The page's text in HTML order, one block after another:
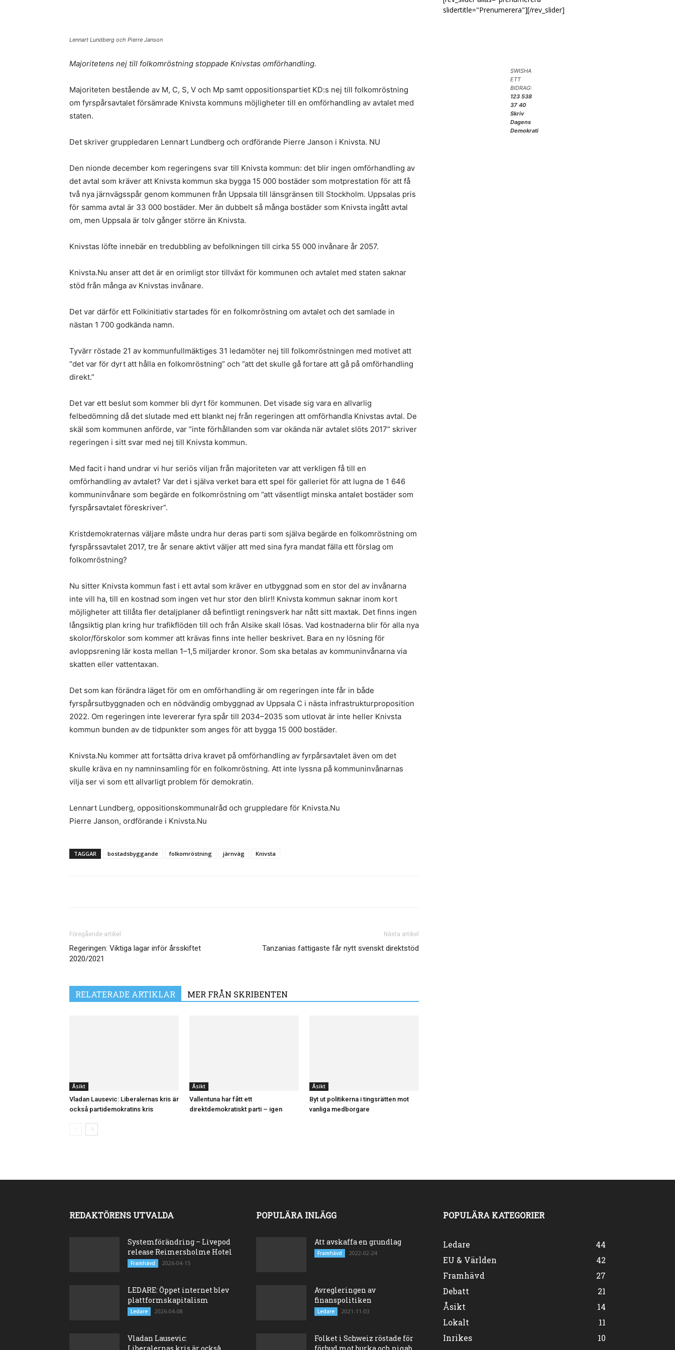
Lennart Lundberg och Pierre Janson
Majoritetens nej till folkomröstning stoppade Knivstas omförhandling.
Majoriteten bestående av M, C, S, V och Mp samt oppositionspartiet KD:s nej till folkomröstning
om fyrspårsavtalet försämrade Knivsta kommuns möjligheter till en omförhandling av avtalet med
staten.
Det skriver gruppledaren Lennart Lundberg och ordförande Pierre Janson i Knivsta. NU
Den nionde december kom regeringens svar till Knivsta kommun: det blir ingen omförhandling av
det avtal som kräver att Knivsta kommun ska bygga 15 000 bostäder som motprestation för att få
två nya järnvägsspår genom kommunen från Uppsala till länsgränsen till Stockholm. Uppsalas pris
för samma avtal är 33 000 bostäder. Mer än dubbelt så många bostäder som Knivsta ingått avtal
om, men Uppsala är tolv gånger större än Knivsta.
Knivstas löfte innebär en tredubbling av befolkningen till cirka 55 000 invånare år 2057.
Knivsta.Nu anser att det är en orimligt stor tillväxt för kommunen och avtalet med staten saknar
stöd från många av Knivstas invånare.
Det var därför ett Folkinitiativ startades för en folkomröstning om avtalet och det samlade in
nästan 1 700 godkända namn.
Tyvärr röstade 21 av kommunfullmäktiges 31 ledamöter nej till folkomröstningen med motivet att
“det var för dyrt att hålla en folkomröstning” och ”att det skulle gå fortare att gå på omförhandling
direkt.”
Det var ett beslut som kommer bli dyrt för kommunen. Det visade sig vara en allvarlig
felbedömning då det slutade med ett blankt nej från regeringen att omförhandla Knivstas avtal. De
skäl som kommunen anförde, var ”inte förhållanden som var okända när avtalet slöts 2017” skriver
regeringen i sitt svar med nej till Knivsta kommun.
Med facit i hand undrar vi hur seriös viljan från majoriteten var att verkligen få till en
omförhandling av avtalet? Var det i själva verket bara ett spel för galleriet för att lugna de 1 646
kommuninvånare som begärde en folkomröstning om ”att väsentligt minska antalet bostäder som
fyrspårsavtalet föreskriver”.
Kristdemokraternas väljare måste undra hur deras parti som själva begärde en folkomröstning om
fyrspårssavtalet 2017, tre år senare aktivt väljer att med sina fyra mandat fälla ett förslag om
folkomröstning?
Nu sitter Knivsta kommun fast i ett avtal som kräver en utbyggnad som en stor del av invånarna
inte vill ha, till en kostnad som ingen vet hur stor den blir!! Knivsta kommun saknar inom kort
möjligheter att tillåta fler detaljplaner då befintligt reningsverk har nått sitt maxtak. Det finns ingen
långsiktig plan kring hur trafikflöden till och från Alsike skall lösas. Vad kostnaderna blir för alla nya
skolor/förskolor som kommer att krävas finns inte heller beskrivet. Bara en ny lösning för
avloppsrening lär kosta mellan 1–1,5 miljarder kronor. Som ska betalas av kommuninvånarna via
skatten eller vattentaxan.
Det som kan förändra läget för om en omförhandling är om regeringen inte får in både
fyrspårsutbyggnaden och en nödvändig ombyggnad av Uppsala C i nästa infrastrukturproposition
2022. Om regeringen inte levererar fyra spår till 2034–2035 som utlovat är inte heller Knivsta
kommun bunden av de tidpunkter som anges för att bygga 15 000 bostäder.
Knivsta.Nu kommer att fortsätta driva kravet på omförhandling av fyrpårsavtalet även om det
skulle kräva en ny namninsamling för en folkomröstning. Att inte lyssna på kommuninvånarnas
vilja ser vi som ett allvarligt problem för demokratin.
Lennart Lundberg, oppositionskommunalråd och gruppledare för Knivsta.Nu
Pierre Janson, ordförande i Knivsta.Nu
TAGGAR bostadsbyggande folkomröstning järnväg Knivsta
Föregående artikel
Regeringen: Viktiga lagar inför årsskiftet
2020/2021
Nästa artikel
Tanzanias fattigaste får nytt svenskt direktstöd
RELATERADE ARTIKLAR MER FRÅN SKRIBENTEN
Åsikt
Vladan Lausevic: Liberalernas kris är
också partidemokratins kris
Åsikt
Vallentuna har fått ett
direktdemokratiskt parti – igen
Åsikt
Byt ut politikerna i tingsrätten mot
vanliga medborgare
slidertitle="Prenumerera"][/rev_slider]
SWISHA
ETT
BIDRAG:
123 538
37 40
Skriv
Dagens
Demokrati
REDAKTÖRENS UTVALDA
Systemförändring – Livepod
release Reimersholme Hotel
Framhävd 2026-04-15
LEDARE: Öppet internet blev
plattformskapitalism
Ledare 2026-04-08
Vladan Lausevic:
POPULÄRA INLÄGG
Att avskaffa en grundlag
Framhävd 2022-02-24
Avregleringen av
finanspolitiken
Ledare 2021-11-03
Folket i Schweiz röstade för
POPULÄRA KATEGORIER
Ledare
44
EU & Världen
42
Framhävd
27
Debatt
21
Åsikt
14
Lokalt
11
Inrikes
10